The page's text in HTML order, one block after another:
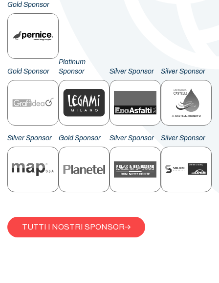
Gold Sponsor
Gold Sponsor
Platinum
Sponsor
Silver Sponsor Silver Sponsor
Silver Sponsor Gold Sponsor Silver Sponsor Silver Sponsor
TUTTI I NOSTRI SPONSOR